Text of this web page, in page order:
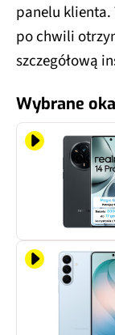
panelu
po chwili
szczegółową
Wybrane